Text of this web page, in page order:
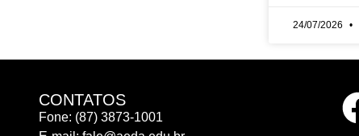
24/07/2026
CONTATOS
Fone: (87) 3873-1001